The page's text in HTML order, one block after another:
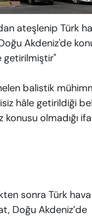
ateşlenip Türk
Akdeniz'de
getirilmiştir"
balistik
hâle getirildiği
olmadığı
sonra Türk hava
Doğu Akdeniz’de